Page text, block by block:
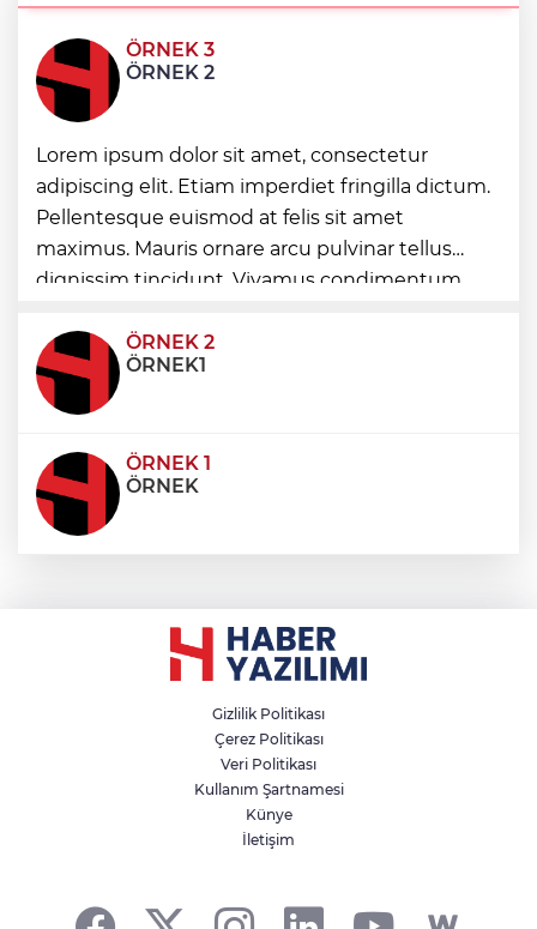
İstanbul Maltepe’de çocuklar kitapların
renkli dünyasında
Edirne Keşan’dan Elazığ'a gönül köprüsü
Bursa Tabip Odası: Hekimlik 5 dakikaya
sığmaz
ÖRNEK 3
ÖRNEK 2
Lorem ipsum dolor sit amet, consectetur
adipiscing elit. Etiam imperdiet fringilla dictum.
Pellentesque euismod at felis sit amet
maximus. Mauris ornare arcu pulvinar tellus
dignissim tincidunt. Vivamus condimentum
condimentum eros et, faucibus sapien. Praese
ÖRNEK 2
ÖRNEK1
ÖRNEK 1
ÖRNEK
Gizlilik Politikası
Çerez Politikası
Veri Politikası
Kullanım Şartnamesi
Künye
İletişim